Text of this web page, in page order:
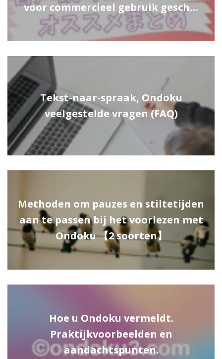
voor commercieel gebruik gesch…
Tekst-naar-spraak, Ondoku
veelgestelde vragen (FAQ)
Methoden om pauzes en stiltetijden
aan te passen bij het voorlezen met
Ondoku 【2 soorten】
Hoe u Ondoku vermeldt.
Praktijkvoorbeelden en
aandachtspunten.